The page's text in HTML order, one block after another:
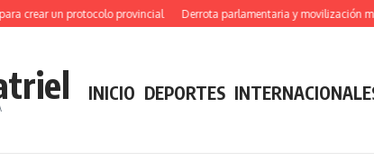
un protocolo provincial Derrota parlamentaria y movilización
INICIO DEPORTES